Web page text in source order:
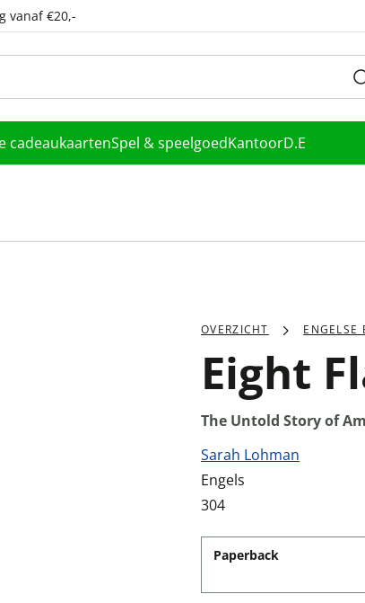
vanaf €20,-
cadeaukaartenSpel & speelgoedKantoorD.E
OVERZICHT ENGELSE
Eight
The Untold Story of
Sarah Lohman
Engels
304
Paperback